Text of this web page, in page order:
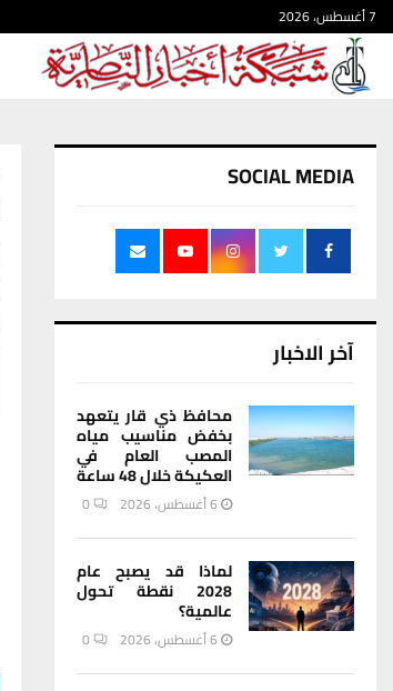
7 أغسطس، 2026
SOCIAL MEDIA
آخر الاخبار
محافظ ذي قار يتعهد
بخفض مناسيب مياه
المصب العام في
العكيكة خلال 48 ساعة
6 أغسطس، 2026 0
لماذا قد يصبح عام
2028 نقطة تحول
عالمية؟
6 أغسطس، 2026 0